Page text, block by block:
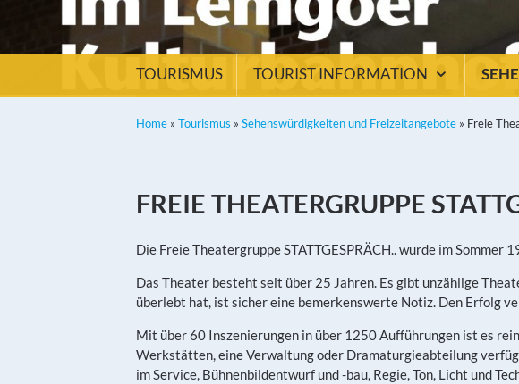
TOURISMUS TOURIST INFORMATION
Home » Tourismus » Sehenswürdigkeiten und Freizeitangebote » Freie
FREIE THEATERGRUPPE
Die Freie Theatergruppe STATTGESPRÄCH.. wurde im Sommer
Das Theater besteht seit über 25 Jahren. Es gibt unzählige
überlebt hat, ist sicher eine bemerkenswerte Notiz. Den Erfolg
Mit über 60 Inszenierungen in über 1250 Aufführungen ist es
Werkstätten, eine Verwaltung oder Dramaturgieabteilung
im Service, Bühnenbildentwurf und -bau, Regie, Ton, Licht und